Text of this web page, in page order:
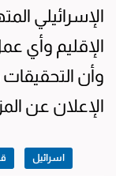
الإسرائيلي
الإقليم وأي
وأن
الإعلان عن
اسرائيل